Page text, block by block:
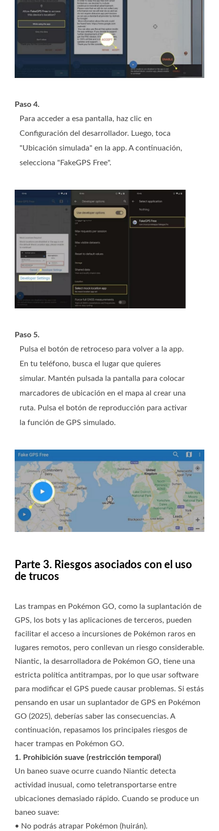
Paso 4.
Para acceder a esa pantalla, haz clic en
Configuración del desarrollador. Luego, toca
"Ubicación simulada" en la app. A continuación,
selecciona "FakeGPS Free".
Paso 5.
Pulsa el botón de retroceso para volver a la app.
En tu teléfono, busca el lugar que quieres
simular. Mantén pulsada la pantalla para colocar
marcadores de ubicación en el mapa al crear una
ruta. Pulsa el botón de reproducción para activar
la función de GPS simulado.
Parte 3. Riesgos asociados con el uso
de trucos
Las trampas en Pokémon GO, como la suplantación de
GPS, los bots y las aplicaciones de terceros, pueden
facilitar el acceso a incursiones de Pokémon raros en
lugares remotos, pero conllevan un riesgo considerable.
Niantic, la desarrolladora de Pokémon GO, tiene una
estricta política antitrampas, por lo que usar software
para modificar el GPS puede causar problemas. Si estás
pensando en usar un suplantador de GPS en Pokémon
GO (2025), deberías saber las consecuencias. A
continuación, repasamos los principales riesgos de
hacer trampas en Pokémon GO.
1. Prohibición suave (restricción temporal)
Un baneo suave ocurre cuando Niantic detecta
actividad inusual, como teletransportarse entre
ubicaciones demasiado rápido. Cuando se produce un
baneo suave:
• No podrás atrapar Pokémon (huirán).